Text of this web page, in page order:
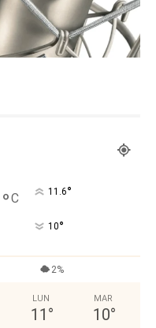
°C 11.6°
10°
2%
LUN
11 °
MAR
10°